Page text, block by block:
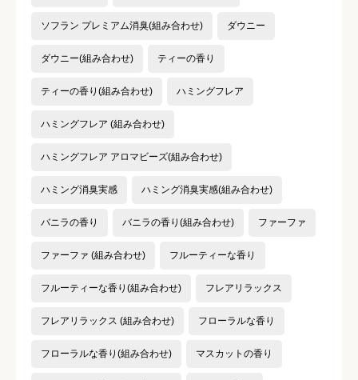
ソフラン プレミアム消臭(組み合わせ) ダウニー
ダウニー(組み合わせ) ティーの香り
ティーの香り(組み合わせ) ハミングフレア
ハミングフレア (組み合わせ)
ハミングフレア アロマビーズ(組み合わせ)
ハミング消臭実感 ハミング消臭実感(組み合わせ)
バニラの香り バニラの香り(組み合わせ) ファーファ
ファーファ (組み合わせ) フルーティーな香り
フルーティーな香り(組み合わせ) フレアリラックス
フレアリラックス (組み合わせ) フローラルな香り
フローラルな香り(組み合わせ) マスカットの香り